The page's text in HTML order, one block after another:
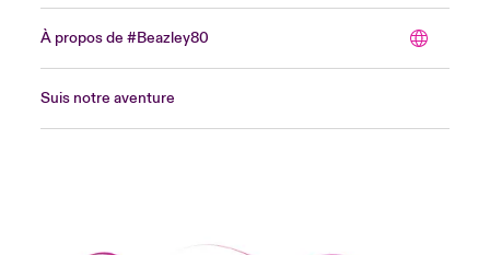
À propos de #Beazley80
Suis notre aventure